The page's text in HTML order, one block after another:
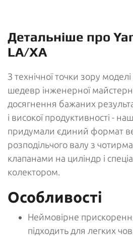
Детальніше про
LA/XA
З технічної точки зору
шедевр інженерної
досягнення бажаних
і високої продуктивності -
придумали єдиний формат
розподільчого валу з
клапанами на циліндр і
колектором.
Особливості
Неймовірне
підходить для легких